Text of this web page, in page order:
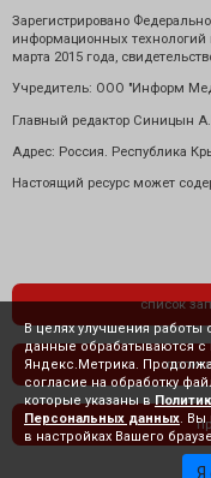
Зарегистрировано
информационных
марта 2015 года,
Учредитель: ООО "Информ
Главный редактор Синицын
Адрес: Россия. Республика
Настоящий ресурс может
список
В целях улучшения работы
данные обрабатываются
Яндекс.Метрика.
согласие на обработку
которые указаны в
Персональных данных .
в настройках Вашего
Я